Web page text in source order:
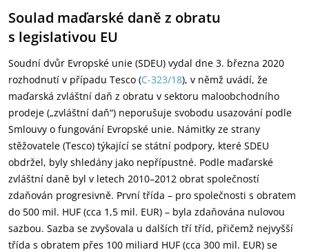
Soulad maďarské daně z obratu
s legislativou EU
Soudní dvůr Evropské unie (SDEU) vydal dne 3. března 2020
rozhodnutí v případu Tesco (C-323/18), v němž uvádí, že
maďarská zvláštní daň z obratu v sektoru maloobchodního
prodeje („zvláštní daň“) neporušuje svobodu usazování podle
Smlouvy o fungování Evropské unie. Námitky ze strany
stěžovatele (Tesco) týkající se státní podpory, které SDEU
obdržel, byly shledány jako nepřípustné. Podle maďarské
zvláštní daně byl v letech 2010–2012 obrat společností
zdaňován progresivně. První třída – pro společnosti s obratem
do 500 mil. HUF (cca 1,5 mil. EUR) – byla zdaňována nulovou
sazbou. Sazba se zvyšovala u dalších tří tříd, přičemž nejvyšší
třída s obratem přes 100 miliard HUF (cca 300 mil. EUR) se